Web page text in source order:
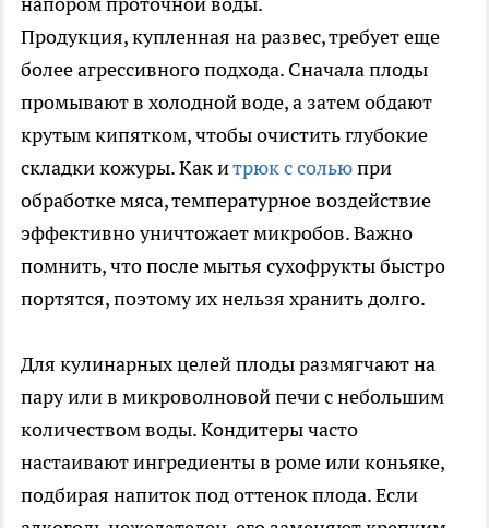
Продукция, купленная на развес, требует еще
более агрессивного подхода. Сначала плоды
промывают в холодной воде, а затем обдают
крутым кипятком, чтобы очистить глубокие
складки кожуры. Как итрюк с сольюпри
обработке мяса, температурное воздействие
эффективно уничтожает микробов. Важно
помнить, что после мытья сухофрукты быстро
портятся, поэтому их нельзя хранить долго.
Для кулинарных целей плоды размягчают на
пару или в микроволновой печи с небольшим
количеством воды. Кондитеры часто
настаивают ингредиенты в роме или коньяке,
подбирая напиток под оттенок плода. Если